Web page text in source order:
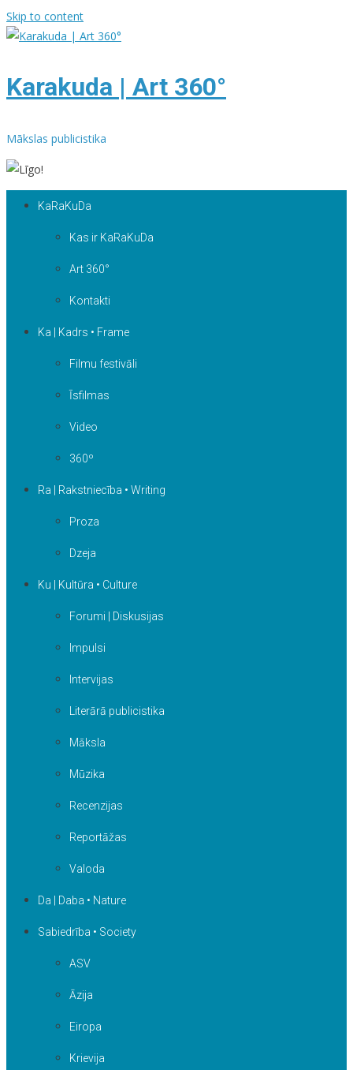
Skip to content
Karakuda | Art 360°
Mākslas publicistika
KaRaKuDa
Kas ir KaRaKuDa
Art 360°
Kontakti
Ka | Kadrs • Frame
Filmu festivāli
Īsfilmas
Video
360º
Ra | Rakstniecība • Writing
Proza
Dzeja
Ku | Kultūra • Culture
Forumi | Diskusijas
Impulsi
Intervijas
Literārā publicistika
Māksla
Mūzika
Recenzijas
Reportāžas
Valoda
Da | Daba • Nature
Sabiedrība • Society
ASV
Āzija
Eiropa
Krievija